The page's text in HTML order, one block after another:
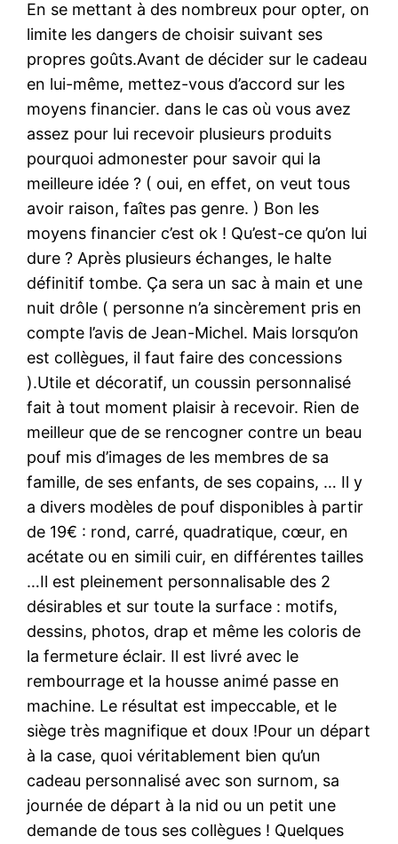
En se mettant à des nombreux pour opter, on
limite les dangers de choisir suivant ses
propres goûts.Avant de décider sur le cadeau
en lui-même, mettez-vous d’accord sur les
moyens financier. dans le cas où vous avez
assez pour lui recevoir plusieurs produits
pourquoi admonester pour savoir qui la
meilleure idée ? ( oui, en effet, on veut tous
avoir raison, faîtes pas genre. ) Bon les
moyens financier c’est ok ! Qu’est-ce qu’on lui
dure ? Après plusieurs échanges, le halte
définitif tombe. Ça sera un sac à main et une
nuit drôle ( personne n’a sincèrement pris en
compte l’avis de Jean-Michel. Mais lorsqu’on
est collègues, il faut faire des concessions
).Utile et décoratif, un coussin personnalisé
fait à tout moment plaisir à recevoir. Rien de
meilleur que de se rencogner contre un beau
pouf mis d’images de les membres de sa
famille, de ses enfants, de ses copains, … Il y
a divers modèles de pouf disponibles à partir
de 19€ : rond, carré, quadratique, cœur, en
acétate ou en simili cuir, en différentes tailles
…Il est pleinement personnalisable des 2
désirables et sur toute la surface : motifs,
dessins, photos, drap et même les coloris de
la fermeture éclair. Il est livré avec le
rembourrage et la housse animé passe en
machine. Le résultat est impeccable, et le
siège très magnifique et doux !Pour un départ
à la case, quoi véritablement bien qu’un
cadeau personnalisé avec son surnom, sa
journée de départ à la nid ou un petit une
demande de tous ses collègues ! Quelques